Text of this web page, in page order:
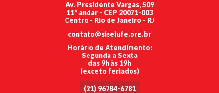
Av. Presidente Vargas, 509
11º andar - CEP 20071-003
Centro - Rio de Janeiro - RJ
contato@sisejufe.org.br
Horário de Atendimento:
Segunda a Sexta
das 9h às 19h
(exceto feriados)
(21) 96784-6781